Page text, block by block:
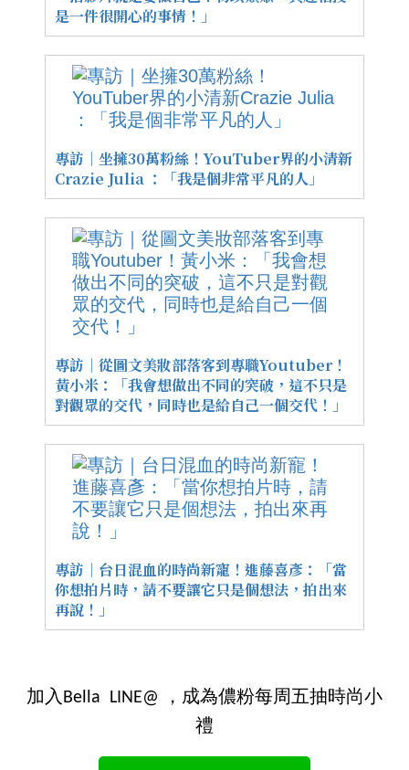
是一件很開心的事情！」
專訪｜坐擁30萬粉絲！YouTuber界的小清新
Crazie Julia ：「我是個非常平凡的人」
專訪｜從圖文美妝部落客到專職Youtuber！
黃小米：「我會想做出不同的突破，這不只是
對觀眾的交代，同時也是給自己一個交代！」
專訪｜台日混血的時尚新寵！進藤喜彥：「當
你想拍片時，請不要讓它只是個想法，拍出來
再說！」
加入Bella LINE@ ，成為儂粉每周五抽時尚小
禮